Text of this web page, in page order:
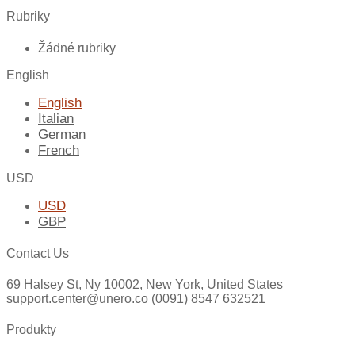
Rubriky
Žádné rubriky
English
English
Italian
German
French
USD
USD
GBP
Contact Us
69 Halsey St, Ny 10002, New York, United States
support.center@unero.co (0091) 8547 632521
Produkty